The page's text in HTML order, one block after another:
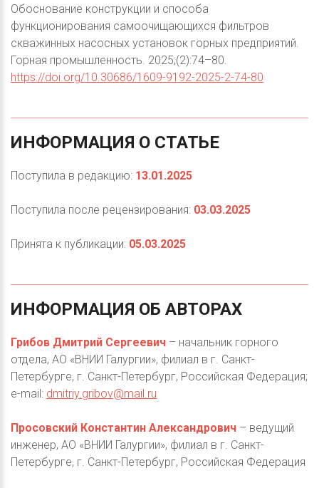
Обоснование конструкции и способа
функционирования самоочищающихся фильтров
скважинных насосных установок горных предприятий.
Горная промышленность. 2025;(2):74–80.
https://doi.org/10.30686/1609-9192-2025-2-74-80
ИНФОРМАЦИЯ О СТАТЬЕ
Поступила в редакцию: 13.01.2025
Поступила после рецензирования: 03.03.2025
Принята к публикации: 05.03.2025
ИНФОРМАЦИЯ ОБ АВТОРАХ
Грибов Дмитрий Сергеевич – начальник горного
отдела, АО «ВНИИ Галургии», филиал в г. Санкт-
Петербурге, г. Санкт-Петербург, Российская Федерация;
e-mail: dmitriy.gribov@mail.ru
Просовский Константин Александрович – ведущий
инженер, АО «ВНИИ Галургии», филиал в г. Санкт-
Петербурге, г. Санкт-Петербург, Российская Федерация